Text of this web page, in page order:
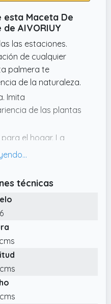
Maceta De
AIVORIUY
las estaciones.
de cualquier
palmera te
de la naturaleza.
Imita
de las plantas
el hogar. La
clara y colores
de plantas
de plástico, el
material de
calidad.
el
técnicas